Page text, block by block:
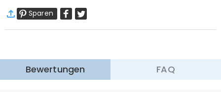
Standardversand
9-18
Arbeitstage
Mehr erfahren
Sparen
Bewertungen FAQ